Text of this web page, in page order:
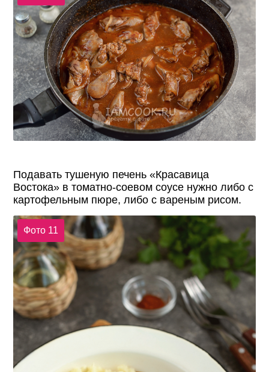
Подавать тушеную печень «Красавица
Востока» в томатно-соевом соусе нужно либо с
картофельным пюре, либо с вареным рисом.
Фото 11